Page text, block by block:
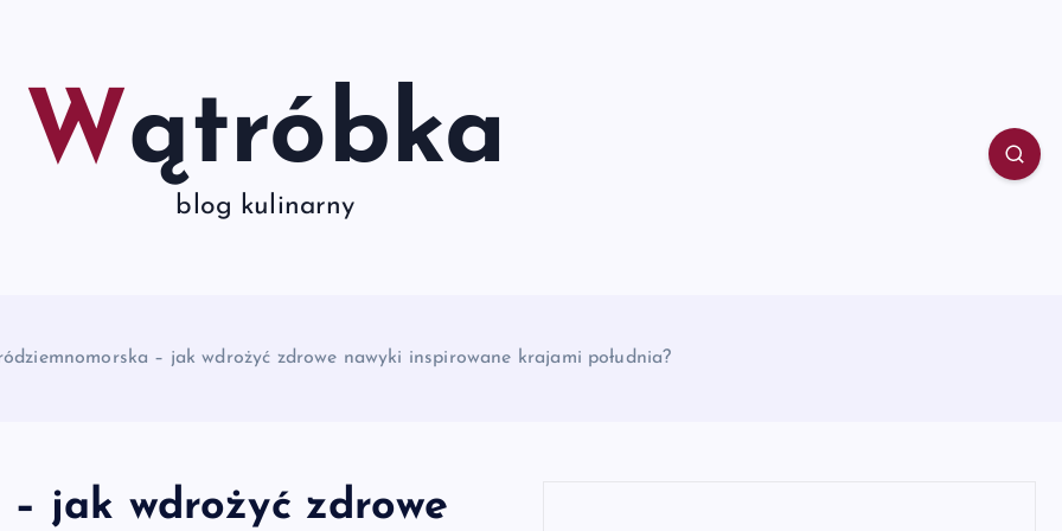
Wątróbka
blog kulinarny
– jak wdrożyć zdrowe nawyki inspirowane krajami południa?
jak wdrożyć zdrowe